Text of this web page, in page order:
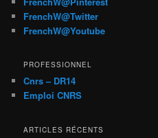
FrenchW@Twitter
FrenchW@Youtube
PROFESSIONNEL
Cnrs – DR14
Emploi CNRS
ARTICLES RÉCENTS